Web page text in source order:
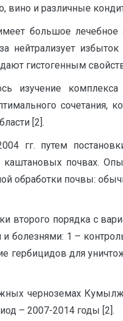
вино и различные
большое
нейтрализует
гистогенным
изучение
сочетания,
[2].
гг. путем
почвах.
обработки почвы:
второго порядка с
болезнями: 1 –
гербицидов для
черноземах
– 2007-2014 годы [2].